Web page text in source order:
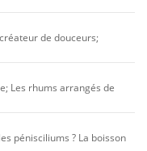
de douceurs;
Les rhums arrangés de
pénisciliums ? La boisson